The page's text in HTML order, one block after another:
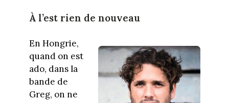
À l’est rien de nouveau
En Hongrie,
quand on est
ado, dans la
bande de
Greg, on ne